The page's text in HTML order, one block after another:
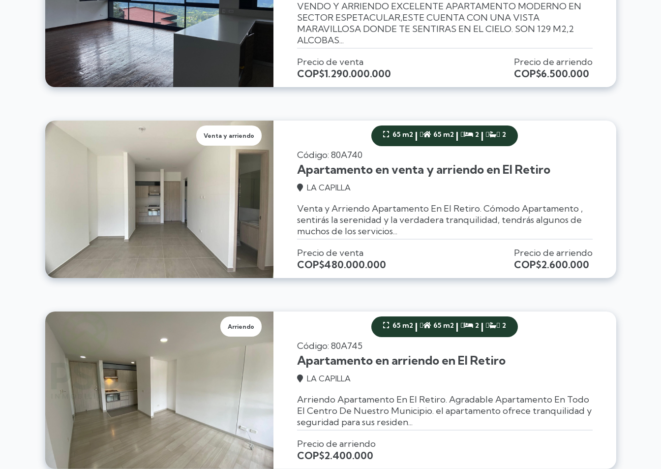
VENDO Y ARRIENDO EXCELENTE APARTAMENTO MODERNO EN
SECTOR ESPETACULAR,ESTE CUENTA CON UNA VISTA
MARAVILLOSA DONDE TE SENTIRAS EN EL CIELO. SON 129 M2,2
ALCOBAS...
Precio de venta
COP$1.290.000.000
Precio de arriendo
COP$6.500.000
Venta y arriendo  65 m2 |  65 m2 |  2 |  2
Código: 80A740
Apartamento en venta y arriendo en El Retiro
 LA CAPILLA
Venta y Arriendo Apartamento En El Retiro. Cómodo Apartamento ,
sentirás la serenidad y la verdadera tranquilidad, tendrás algunos de
muchos de los servicios...
Precio de venta
COP$480.000.000
Precio de arriendo
COP$2.600.000
Arriendo  65 m2 |  65 m2 |  2 |  2
Código: 80A745
Apartamento en arriendo en El Retiro
 LA CAPILLA
Arriendo Apartamento En El Retiro. Agradable Apartamento En Todo
El Centro De Nuestro Municipio. el apartamento ofrece tranquilidad y
seguridad para sus residen...
Precio de arriendo
COP$2.400.000